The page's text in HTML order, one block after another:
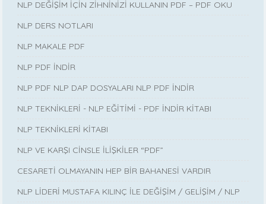
NLP DEĞİŞİM İÇİN ZİHNİNİZİ KULLANIN PDF – PDF OKU
NLP DERS NOTLARI
NLP MAKALE PDF
NLP PDF İNDİR
NLP PDF NLP DAP DOSYALARI NLP PDF İNDİR
NLP TEKNİKLERİ - NLP EĞİTİMİ - PDF İNDİR KİTABI
NLP TEKNİKLERİ KİTABI
NLP VE KARŞI CİNSLE İLİŞKİLER “PDF”
CESARETİ OLMAYANIN HEP BİR BAHANESİ VARDIR
NLP LİDERİ MUSTAFA KILINÇ İLE DEĞİŞİM / GELİŞİM / NLP